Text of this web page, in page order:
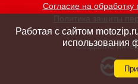
Согласие на
Политика защиты
Создание
Работая с сайтом
использования